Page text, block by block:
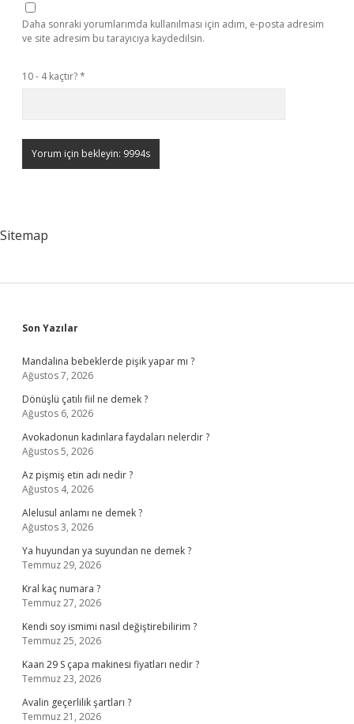
Daha sonraki yorumlarımda kullanılması için adım, e-posta adresim
ve site adresim bu tarayıcıya kaydedilsin.
10 - 4 kaçtır?*
Sitemap
Sidebar
Son Yazılar
Mandalina bebeklerde pişik yapar mı ?
Ağustos 7, 2026
Dönüşlü çatılı fiil ne demek ?
Ağustos 6, 2026
Avokadonun kadınlara faydaları nelerdir ?
Ağustos 5, 2026
Az pişmiş etin adı nedir ?
Ağustos 4, 2026
Alelusul anlamı ne demek ?
Ağustos 3, 2026
Ya huyundan ya suyundan ne demek ?
Temmuz 29, 2026
Kral kaç numara ?
Temmuz 27, 2026
Kendi soy ismimi nasıl değiştirebilirim ?
Temmuz 25, 2026
Kaan 29 S çapa makinesi fiyatları nedir ?
Temmuz 23, 2026
Avalin geçerlilik şartları ?
Temmuz 21, 2026